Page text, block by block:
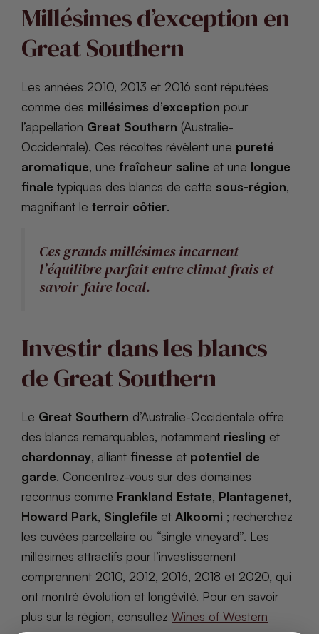
Millésimes d’exception en
Great Southern
Les années 2010, 2013 et 2016 sont réputées
comme des millésimes d’exception pour
l’appellation Great Southern (Australie-
Occidentale). Ces récoltes révèlent une pureté
aromatique, une fraîcheur saline et une longue
finale typiques des blancs de cette sous-région,
magnifiant le terroir côtier.
Ces grands millésimes incarnent
l’équilibre parfait entre climat frais et
savoir-faire local.
Investir dans les blancs
de Great Southern
Le Great Southern d’Australie-Occidentale offre
des blancs remarquables, notamment riesling et
chardonnay, alliant finesse et potentiel de
garde. Concentrez-vous sur des domaines
reconnus comme Frankland Estate, Plantagenet,
Howard Park, Singlefile et Alkoomi ; recherchez
les cuvées parcellaire ou “single vineyard”. Les
millésimes attractifs pour l’investissement
comprennent 2010, 2012, 2016, 2018 et 2020, qui
ont montré évolution et longévité. Pour en savoir
plus sur la région, consultez Wines of Western